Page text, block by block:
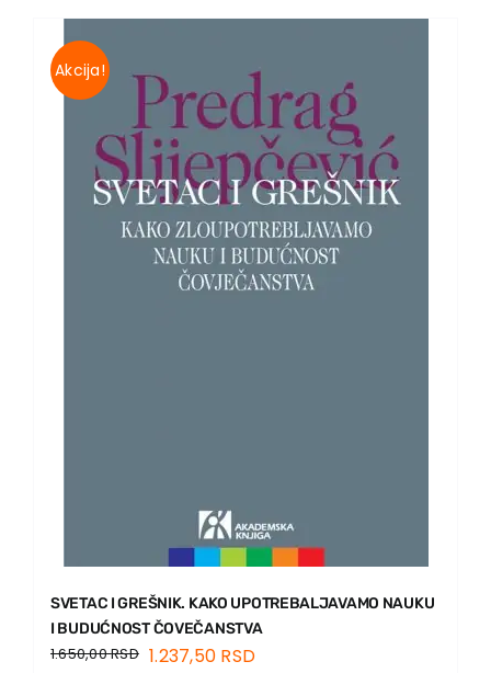
Akcija!
SVETAC I GREŠNIK. KAKO UPOTREBALJAVAMO NAUKU
I BUDUĆNOST ČOVEČANSTVA
1.650,00RSD 1.237,50 RSD